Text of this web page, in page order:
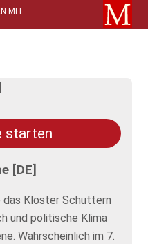
MIT
starten
[DE]
das Kloster Schuttern
und politische Klima
Wahrscheinlich im 7.